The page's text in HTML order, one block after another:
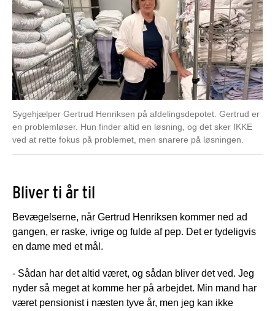
Sygehjælper Gertrud Henriksen på afdelingsdepotet. Gertrud er
en problemløser. Hun finder altid en løsning, og det sker IKKE
ved at rette fokus på problemet, men snarere på løsningen.
Bliver ti år til
Bevægelserne, når Gertrud Henriksen kommer ned ad
gangen, er raske, ivrige og fulde af pep. Det er tydeligvis
en dame med et mål.
- Sådan har det altid været, og sådan bliver det ved. Jeg
nyder så meget at komme her på arbejdet. Min mand har
været pensionist i næsten tyve år, men jeg kan ikke